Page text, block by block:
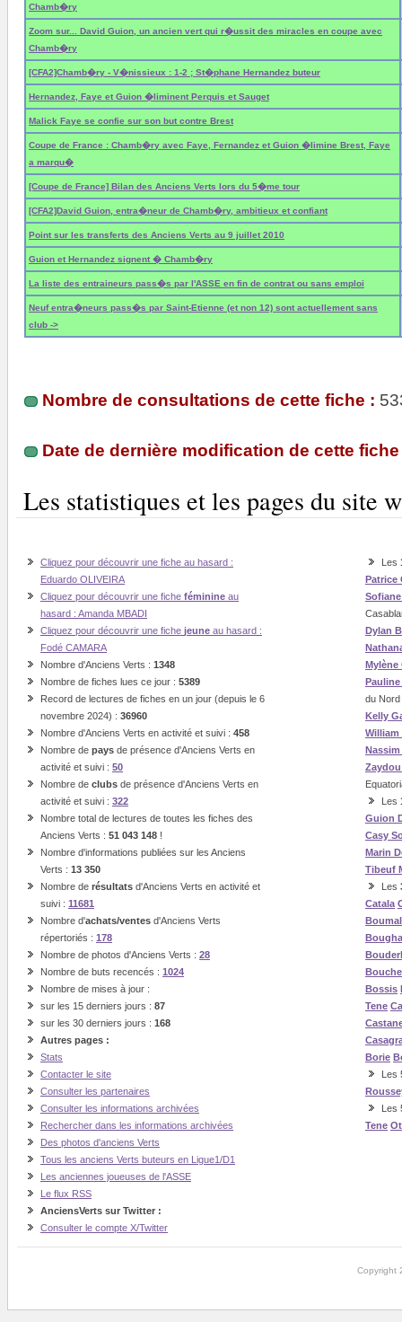
Chamb�ry
Zoom sur... David Guion, un ancien vert qui r�ussit des miracles en coupe avec
Chamb�ry
[CFA2]Chamb�ry - V�nissieux : 1-2 ; St�phane Hernandez buteur
Hernandez, Faye et Guion �liminent Perquis et Sauget
Malick Faye se confie sur son but contre Brest
Coupe de France : Chamb�ry avec Faye, Fernandez et Guion �limine Brest, Faye
a marqu�
[Coupe de France] Bilan des Anciens Verts lors du 5�me tour
[CFA2]David Guion, entra�neur de Chamb�ry, ambitieux et confiant
Point sur les transferts des Anciens Verts au 9 juillet 2010
Guion et Hernandez signent � Chamb�ry
La liste des entraineurs pass�s par l'ASSE en fin de contrat ou sans emploi
Neuf entra�neurs pass�s par Saint-Etienne (et non 12) sont actuellement sans
club ->
Nombre de consultations de cette fiche :
Date de dernière modification de cette
Les statistiques et les pages du site
Cliquez pour découvrir une fiche au hasard :
Eduardo OLIVEIRA
Cliquez pour découvrir une fiche féminine au
hasard : Amanda MBADI
Cliquez pour découvrir une fiche jeune au hasard :
Fodé CAMARA
Nombre d'Anciens Verts : 1348
Nombre de fiches lues ce jour : 5389
Record de lectures de fiches en un jour (depuis le 6
novembre 2024) : 36960
Nombre d'Anciens Verts en activité et suivi : 458
Nombre de pays de présence d'Anciens Verts en
activité et suivi : 50
Nombre de clubs de présence d'Anciens Verts en
activité et suivi : 322
Nombre total de lectures de toutes les fiches des
Anciens Verts : 51 043 148 !
Nombre d'informations publiées sur les Anciens
Verts : 13 350
Nombre de résultats d'Anciens Verts en activité et
suivi : 11681
Nombre d'achats/ventes d'Anciens Verts
répertoriés : 178
Nombre de photos d'Anciens Verts : 28
Nombre de buts recencés : 1024
Nombre de mises à jour :
sur les 15 derniers jours : 87
sur les 30 derniers jours : 168
Autres pages :
Stats
Contacter le site
Consulter les partenaires
Consulter les informations archivées
Rechercher dans les informations archivées
Des photos d'anciens Verts
Tous les anciens Verts buteurs en Ligue1/D1
Les anciennes joueuses de l'ASSE
Le flux RSS
AnciensVerts sur Twitter :
Consulter le compte X/Twitter
Les
Patrice
Dylan
Mylène
du Nord
Kelly
William
Les
Guion
Casy
Marin
Tibeuf
Les
Catala
Boumal
Bossis
Tene
Borie
Les
Les
Tene
Copyright